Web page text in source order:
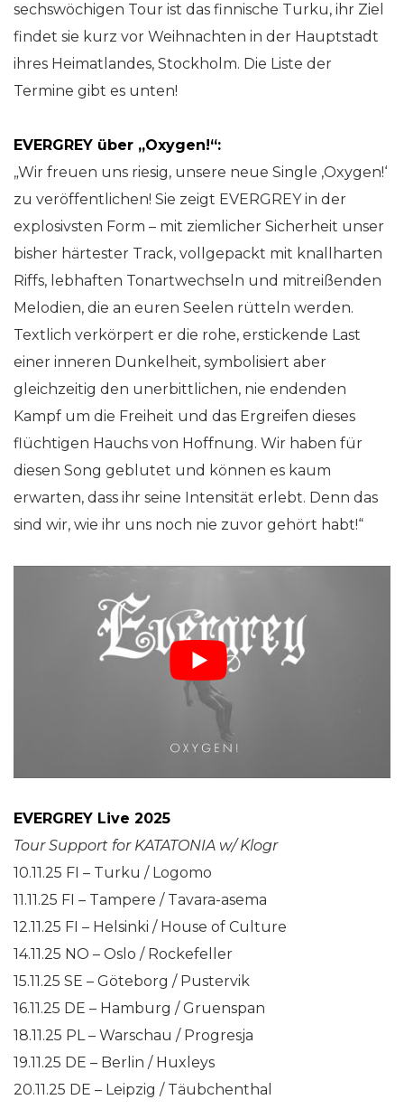
sechswöchigen Tour ist das finnische Turku, ihr Ziel
findet sie kurz vor Weihnachten in der Hauptstadt
ihres Heimatlandes, Stockholm. Die Liste der
Termine gibt es unten!
EVERGREY über „Oxygen!“:
„Wir freuen uns riesig, unsere neue Single ‚Oxygen!‘
zu veröffentlichen! Sie zeigt EVERGREY in der
explosivsten Form – mit ziemlicher Sicherheit unser
bisher härtester Track, vollgepackt mit knallharten
Riffs, lebhaften Tonartwechseln und mitreißenden
Melodien, die an euren Seelen rütteln werden.
Textlich verkörpert er die rohe, erstickende Last
einer inneren Dunkelheit, symbolisiert aber
gleichzeitig den unerbittlichen, nie endenden
Kampf um die Freiheit und das Ergreifen dieses
flüchtigen Hauchs von Hoffnung. Wir haben für
diesen Song geblutet und können es kaum
erwarten, dass ihr seine Intensität erlebt. Denn das
sind wir, wie ihr uns noch nie zuvor gehört habt!“
EVERGREY Live 2025
Tour Support for KATATONIA w/ Klogr
10.11.25 FI – Turku / Logomo
11.11.25 FI – Tampere / Tavara-asema
12.11.25 FI – Helsinki / House of Culture
14.11.25 NO – Oslo / Rockefeller
15.11.25 SE – Göteborg / Pustervik
16.11.25 DE – Hamburg / Gruenspan
18.11.25 PL – Warschau / Progresja
19.11.25 DE – Berlin / Huxleys
20.11.25 DE – Leipzig / Täubchenthal